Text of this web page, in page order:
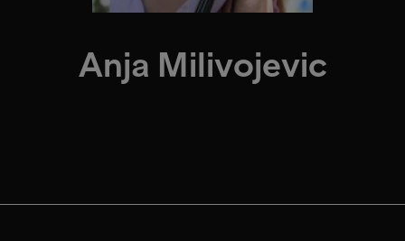
Anja Milivojevic